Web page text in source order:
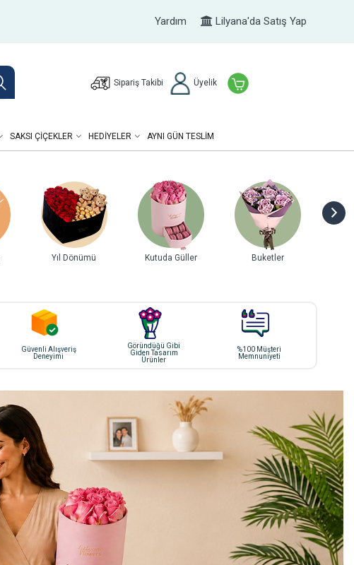
Yardım Lilyana'da Satış Yap
Sipariş Takibi Üyelik
SAKSI ÇIÇEKLER HEDIYELER AYNI GÜN TESLİM
Yıl Dönümü Kutuda Güller Buketler
Güvenli Alışveriş
Deneyimi
Göründüğü Gibi
Giden Tasarım
Ürünler
%100 Müşteri
Memnuniyeti